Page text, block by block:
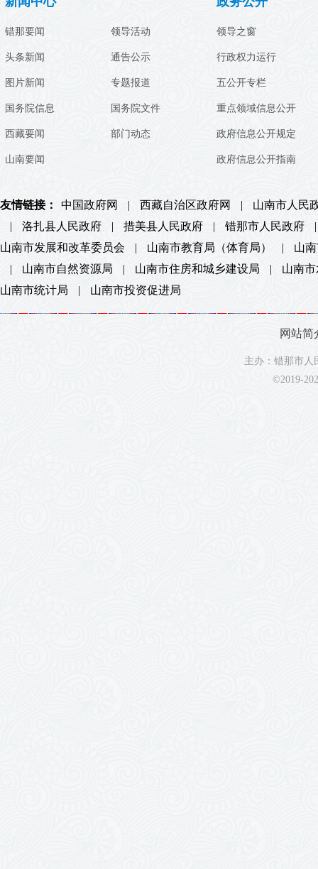
错那要闻
头条新闻
图片新闻
国务院信息
西藏要闻
山南要闻
领导活动
通告公示
专题报道
国务院文件
部门动态
领导之窗
行政权力运行
五公开专栏
重点领域信息公开
政府信息公开规定
政府信息公开指南
友情链接： 中国政府网 | 西藏自治区政府网 |
山南市人民
|
洛扎县人民政府 | 措美县人民政府 | 错那市人民政府
|
山南市发展和改革委员会
| 山南市教育局（体育局） |
山
|
山南市自然资源局 | 山南市住房和城乡建设局 |
山南
山南市统计局
| 山南市投资促进局
网站简
主办：错那市
©2019-